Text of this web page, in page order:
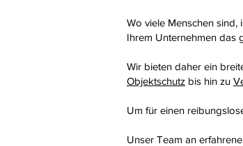
Wo viele Menschen sind,
Ihrem Unternehmen das
Wir bieten daher ein
Objektschutz bis hin zu
Um für einen
Unser Team an